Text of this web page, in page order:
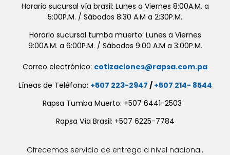
Horario sucursal vía brasil: Lunes a Viernes 8:00A.M. a
5:00P.M. / Sábados 8:30 A.M a 2:30P.M.
Horario sucursal tumba muerto: Lunes a Viernes
9:00A.M. a 6:00P.M. / Sábados 9:00 A.M a 3:00P.M.
Correo electrónico: cotizaciones@rapsa.com.pa
Líneas de Teléfono: +507 223-2947 / +507 214- 8544
Rapsa Tumba Muerto: +507 6441-2503
Rapsa Vía Brasil: +507 6225-7784
Ofrecemos servicio de entrega a nivel nacional.